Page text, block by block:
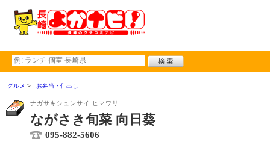
グルメ お弁当・仕出し
ナガサキシュンサイ ヒマワリ
ながさき旬菜 向日葵
095-882-5606